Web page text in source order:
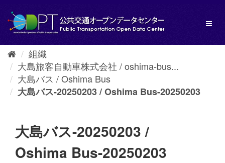
し
組織
大島旅客自動車株式会社 / oshima-bus...
大島バス / Oshima Bus
大島バス-20250203 / Oshima Bus-20250203
大島バス-20250203 /
Oshima Bus-20250203